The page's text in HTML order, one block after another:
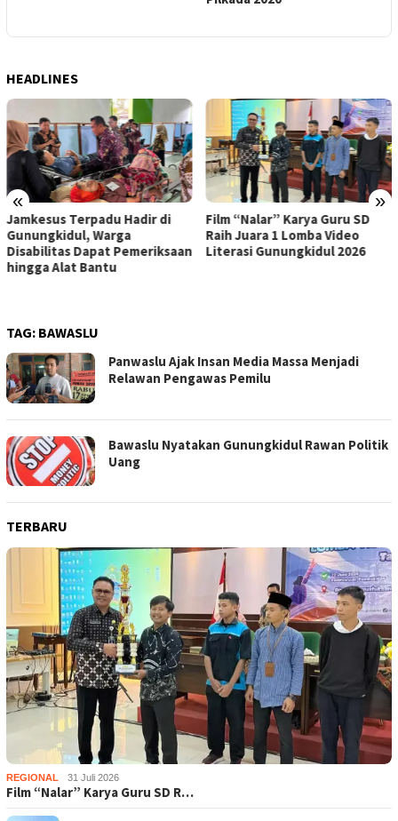
HEADLINES
« »
Jamkesus Terpadu Hadir di
Gunungkidul, Warga
Disabilitas Dapat Pemeriksaan
hingga Alat Bantu
Film “Nalar” Karya Guru SD
Raih Juara 1 Lomba Video
Literasi Gunungkidul 2026
TAG: BAWASLU
Panwaslu Ajak Insan Media Massa Menjadi
Relawan Pengawas Pemilu
Bawaslu Nyatakan Gunungkidul Rawan Politik
Uang
TERBARU
REGIONAL 31 Juli 2026
Film “Nalar” Karya Guru SD R…